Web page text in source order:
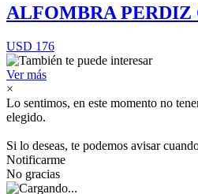
ALFOMBRA PERDIZ
USD 176
Ver más
×
Lo sentimos, en este momento no
elegido.
Si lo deseas, te podemos avisar
Notificarme
No gracias